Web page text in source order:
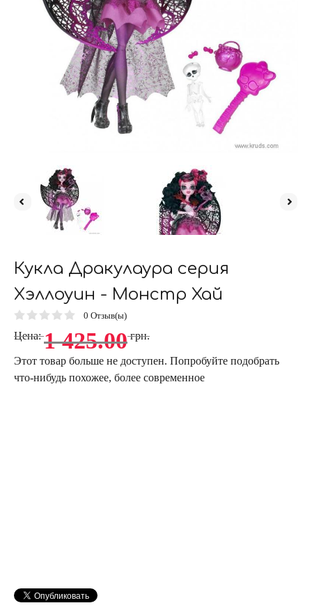
Кукла Дракулаура серия
Хэллоуин - Монстр Хай
0 Отзыв(ы)
Цена: 1 425.00 грн.
Этот товар больше не доступен. Попробуйте подобрать
что-нибудь похожее, более современное